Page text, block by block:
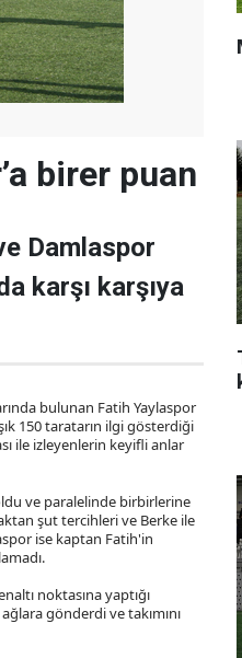
birer puan
Damlaspor
karşı karşıya
bulunan Fatih Yaylaspor
150 taratarın ilgi gösterdiği
ile izleyenlerin keyifli anlar
ve paralelinde birbirlerine
şut tercihleri ve Berke ile
ise kaptan Fatih'in
noktasına yaptığı
gönderdi ve takımını